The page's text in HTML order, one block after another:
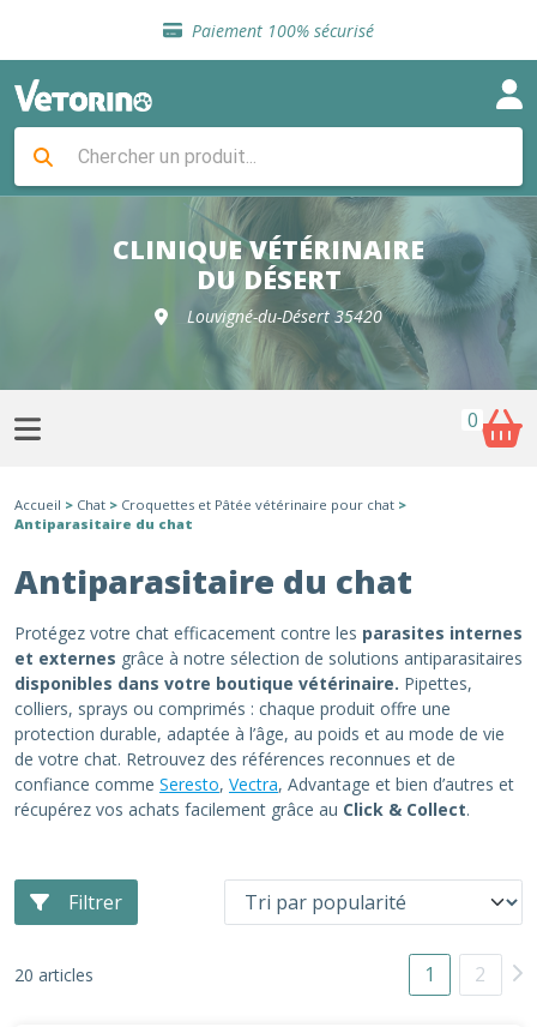
Paiement 100% sécurisé
Livraison gratuite en clinique vétérinaire
Sélection de croquettes vétérinaire
Livraison gratuite en clinique vétérinaire
Retour gratuit en clinique
Sélection de croquettes vétérinaire
CLINIQUE VÉTÉRINAIRE
DU DÉSERT
Louvigné-du-Désert 35420
0
Accueil > Chat > Croquettes et Pâtée vétérinaire pour chat >
Antiparasitaire du chat
Antiparasitaire du chat
Protégez votre chat efficacement contre les parasites internes
et externes grâce à notre sélection de solutions antiparasitaires
disponibles dans votre boutique vétérinaire. Pipettes,
colliers, sprays ou comprimés : chaque produit offre une
protection durable, adaptée à l’âge, au poids et au mode de vie
de votre chat. Retrouvez des références reconnues et de
confiance comme Seresto, Vectra, Advantage et bien d’autres et
récupérez vos achats facilement grâce au Click & Collect.
Filtrer
20 articles 1 2